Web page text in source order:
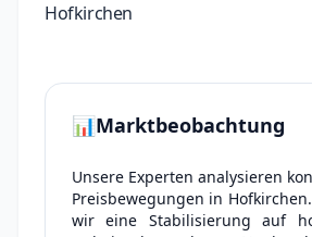
Hofkirchen
📊Marktbeobachtung
Unsere Experten analysieren
Preisbewegungen in
wir eine Stabilisierung auf